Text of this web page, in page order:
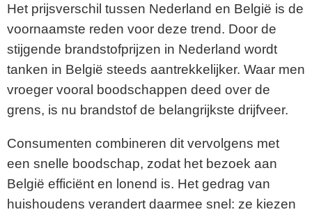
Het prijsverschil tussen Nederland en België is de
voornaamste reden voor deze trend. Door de
stijgende brandstofprijzen in Nederland wordt
tanken in België steeds aantrekkelijker. Waar men
vroeger vooral boodschappen deed over de
grens, is nu brandstof de belangrijkste drijfveer.
Consumenten combineren dit vervolgens met
een snelle boodschap, zodat het bezoek aan
België efficiënt en lonend is. Het gedrag van
huishoudens verandert daarmee snel: ze kiezen